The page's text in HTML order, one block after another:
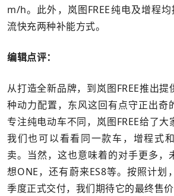
m/h。此外，岚图FREE纯电及增程
流快充两种补能方式。
编辑点评：
从打造全新品牌，到岚图FREE推出
种动力配置，东风这回有点守正出奇
专注纯电动车不同，岚图FREE给了
我们也可以看看同一款车，增程式
卖。当然，这也意味着的对手更多，
想ONE，还有蔚来ES8等。按照计划
季度正式交付，我们期待它的最终售价